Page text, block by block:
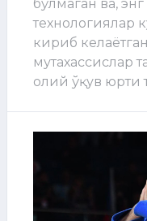
бўлмаган ва,
технологиялар
кириб
мутахассислар
олий ўқув юрти